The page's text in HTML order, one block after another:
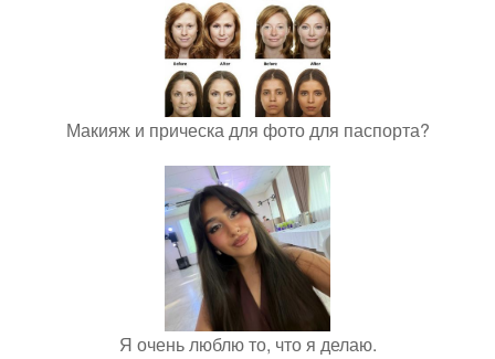
Макияж и прическа для фото для паспорта?
Я очень люблю то, что я делаю.